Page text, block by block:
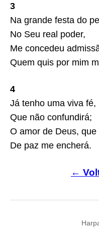
3
Na grande festa do
No Seu real poder,
Me concedeu
Quem quis por mim
4
Já tenho uma viva fé,
Que não confundirá;
O amor de Deus, que
De paz me encherá.
←